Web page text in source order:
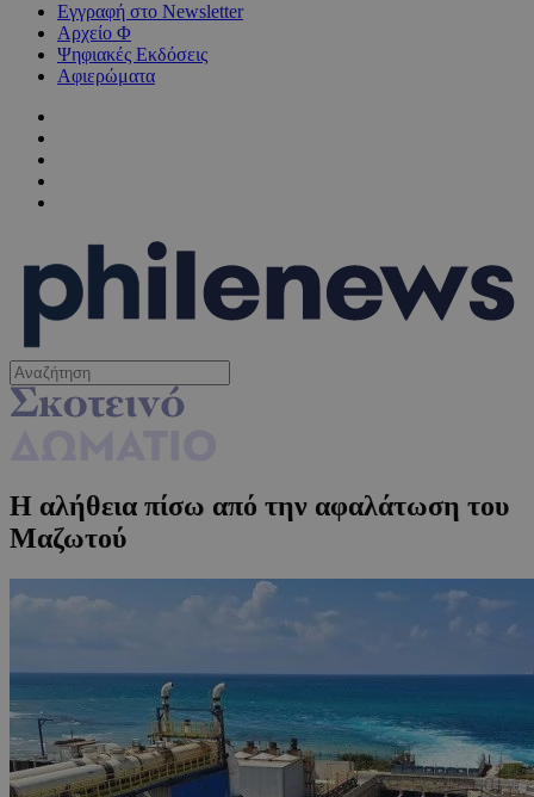
Εγγραφή στο Newsletter
Αρχείο Φ
Ψηφιακές Εκδόσεις
Αφιερώματα
Η αλήθεια πίσω από την αφαλάτωση του
Μαζωτού